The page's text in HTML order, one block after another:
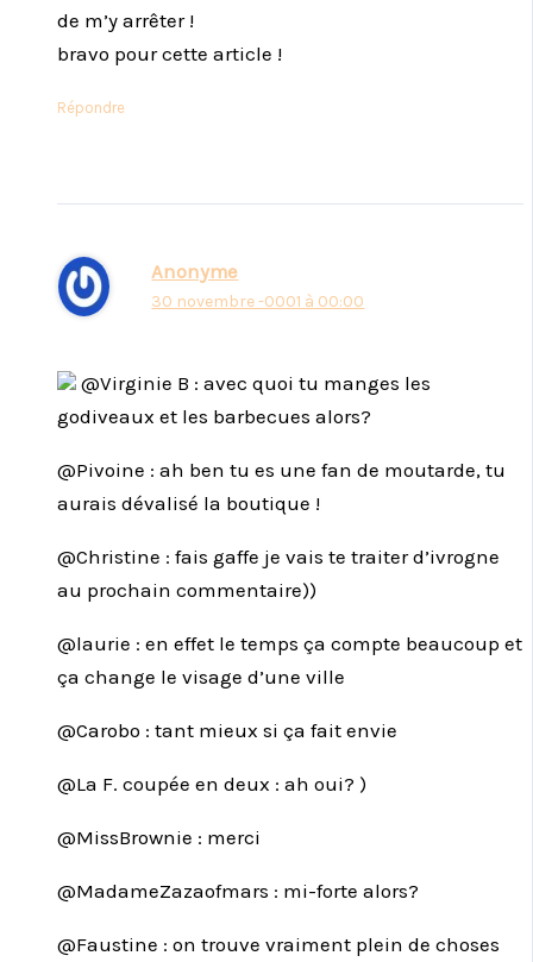
de m’y arrêter !
bravo pour cette article !
Répondre
Anonyme
30 novembre -0001 à 00:00
@Virginie B : avec quoi tu manges les
godiveaux et les barbecues alors?
@Pivoine : ah ben tu es une fan de moutarde, tu
aurais dévalisé la boutique !
@Christine : fais gaffe je vais te traiter d’ivrogne
au prochain commentaire))
@laurie : en effet le temps ça compte beaucoup et
ça change le visage d’une ville
@Carobo : tant mieux si ça fait envie
@La F. coupée en deux : ah oui? )
@MissBrownie : merci
@MadameZazaofmars : mi-forte alors?
@Faustine : on trouve vraiment plein de choses